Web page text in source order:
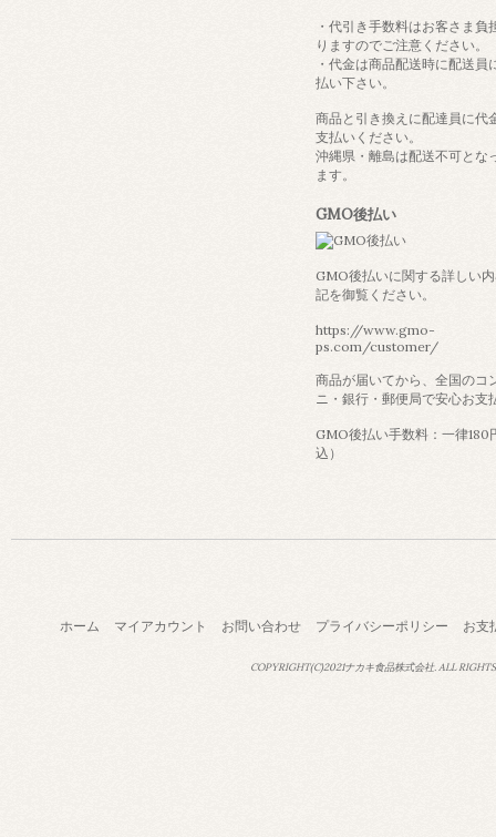
・代引き手数料はお客さま負
りますのでご注意ください。
・代金は商品配送時に配送員
払い下さい。
商品と引き換えに配達員に代
支払いください。
沖縄県・離島は配送不可とな
ます。
GMO後払い
GMO後払いに関する詳しい
記を御覧ください。
https://www.gmo-
ps.com/customer/
商品が届いてから、全国のコ
ニ・銀行・郵便局で安心お支
GMO後払い手数料：一律180
込）
ホーム マイアカウント お問い合わせ プライバシーポリシー お支
COPYRIGHT(C)2021ナカキ食品株式会社. ALL